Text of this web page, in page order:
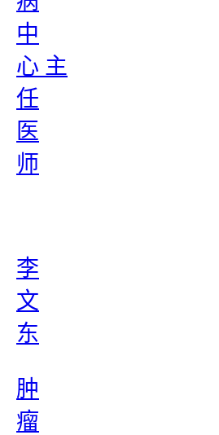
中
心 主
任
医
师
李
文
东
肿
瘤